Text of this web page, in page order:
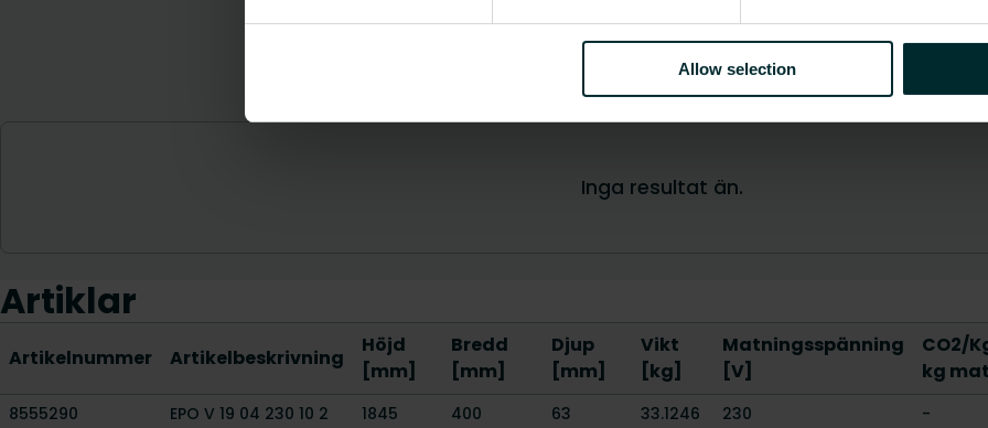
Allow selection
Artiklar
Artikelnummer Artikelbeskrivning
Höjd
[mm]
Bredd
[mm]
Djup
[mm]
Vikt
[kg]
Matningsspänning
[V]
CO2/
kg
8555290 EPO V 19 04 230 10 2 1845 400 63 33.1246 230 -